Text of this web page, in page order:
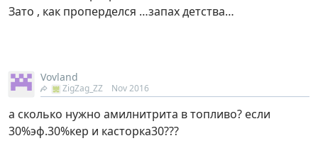
Зато , как проперделся …запах детства…
Vovland
ZigZag_ZZ Nov 2016
а сколько нужно амилнитрита в топливо? если
30%эф.30%кер и касторка30???